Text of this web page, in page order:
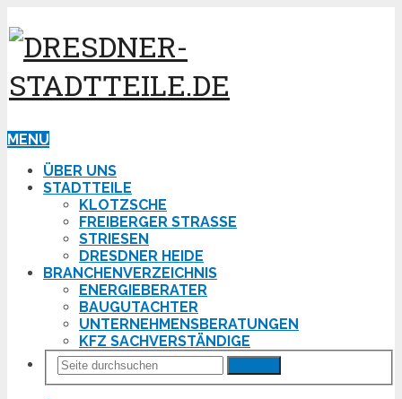
MENU
ÜBER UNS
STADTTEILE
KLOTZSCHE
FREIBERGER STRASSE
STRIESEN
DRESDNER HEIDE
BRANCHENVERZEICHNIS
ENERGIEBERATER
BAUGUTACHTER
UNTERNEHMENSBERATUNGEN
KFZ SACHVERSTÄNDIGE